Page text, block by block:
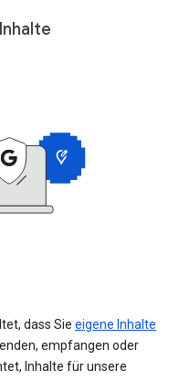
dass Sie eigene Inhalte
empfangen oder
Inhalte für unsere